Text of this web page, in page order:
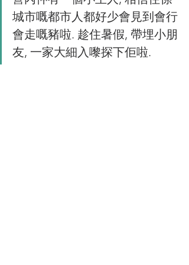
城市嘅都市人都好少會見到會行
會走嘅豬啦. 趁住暑假, 帶埋小朋
友, 一家大細入嚟探下佢啦.